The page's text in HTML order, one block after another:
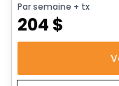
Par semaine + tx
204 $